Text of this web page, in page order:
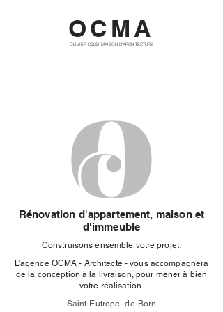
OCMA
OLIVIER CELSI MAISON D'ARCHITECTURE
Rénovation d'appartement, maison et
d'immeuble
Construisons ensemble votre projet.
L’agence OCMA - Architecte - vous accompagnera
de la conception à la livraison, pour mener à bien
votre réalisation.
Saint-Eutrope- de-Born